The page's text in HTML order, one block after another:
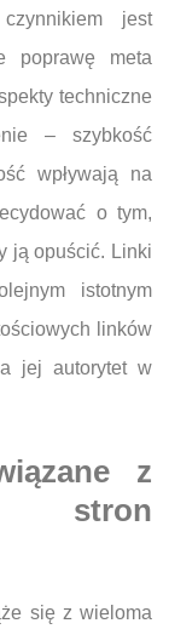
jest
poprawę meta
techniczne
– szybkość
wpływają na
o tym,
ją opuścić. Linki
istotnym
linków
jej autorytet w
z
stron
się z wieloma